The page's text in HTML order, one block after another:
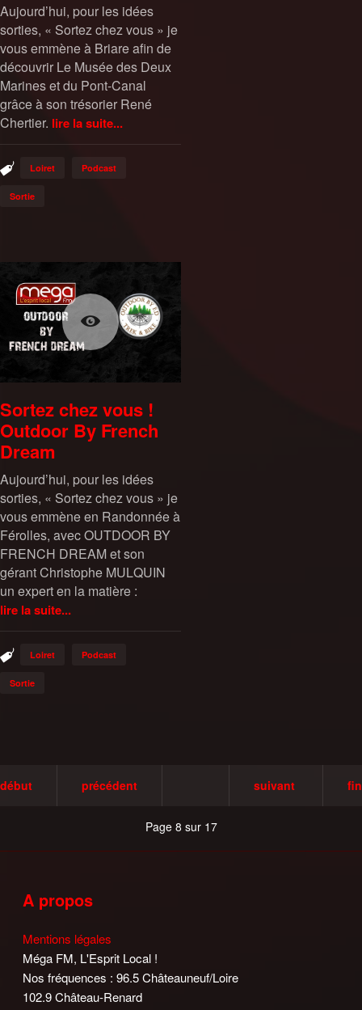
Aujourd’hui, pour les idées
sorties, « Sortez chez vous » je
vous emmène à Briare afin de
découvrir Le Musée des Deux
Marines et du Pont-Canal
grâce à son trésorier René
Chertier. lire la suite...
Loiret Podcast
Sortie
Sortez chez vous !
Outdoor By French
Dream
Aujourd’hui, pour les idées
sorties, « Sortez chez vous » je
vous emmène en Randonnée à
Férolles, avec OUTDOOR BY
FRENCH DREAM et son
gérant Christophe MULQUIN
un expert en la matière :
lire la suite...
Loiret Podcast
Sortie
début précédent suivant fin
Page 8 sur 17
A propos
Mentions légales
Méga FM, L'Esprit Local !
Nos fréquences : 96.5 Châteauneuf/Loire
102.9 Château-Renard